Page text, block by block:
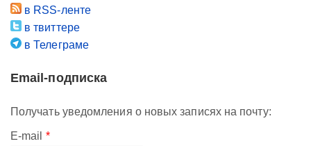
в RSS-ленте
в твиттере
в Телеграме
Email-подписка
Получать уведомления о новых записях на почту:
E-mail *